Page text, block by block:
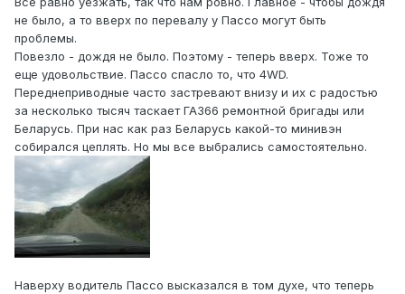
не было, а то вверх по перевалу у Пассо могут быть
проблемы.
Повезло - дождя не было. Поэтому - теперь вверх. Тоже то
еще удовольствие. Пассо спасло то, что 4WD.
Переднеприводные часто застревают внизу и их с радостью
за несколько тысяч таскает ГАЗ66 ремонтной бригады или
Беларусь. При нас как раз Беларусь какой-то минивэн
собирался цеплять. Но мы все выбрались самостоятельно.
Наверху водитель Пассо высказался в том духе, что теперь